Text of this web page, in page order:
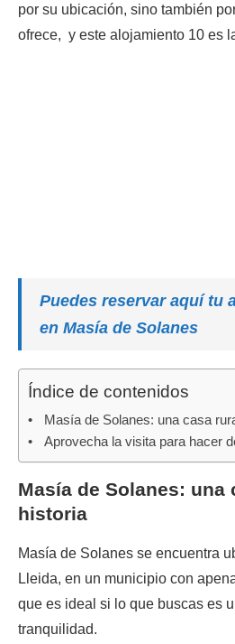
por su ubicación, sino también
ofrece, y este alojamiento 10 es
Puedes reservar aquí tu
en Masía de Solanes
Índice de contenidos
Masía de Solanes: una casa
Aprovecha la visita para hacer
Masía de Solanes: una
historia
Masía de Solanes se encuentra
Lleida, en un municipio con
que es ideal si lo que buscas es
tranquilidad.